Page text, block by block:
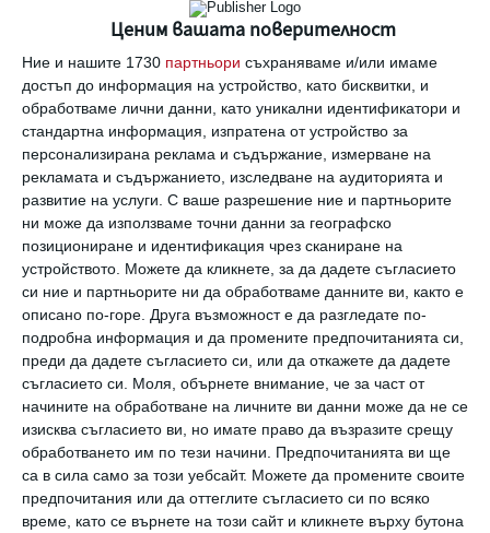
Ценим вашата поверителност
Ние и нашите 1730 партньори съхраняваме и/или имаме
достъп до информация на устройство, като бисквитки, и
обработваме лични данни, като уникални идентификатори и
стандартна информация, изпратена от устройство за
персонализирана реклама и съдържание, измерване на
рекламата и съдържанието, изследване на аудиторията и
развитие на услуги. С ваше разрешение ние и партньорите
ни може да използваме точни данни за географско
позициониране и идентификация чрез сканиране на
устройството. Можете да кликнете, за да дадете съгласието
си ние и партньорите ни да обработваме данните ви, както е
описано по-горе. Друга възможност е да разгледате по-
подробна информация и да промените предпочитанията си,
преди да дадете съгласието си, или да откажете да дадете
съгласието си.
Моля, обърнете внимание, че за част от
начините на обработване на личните ви данни може да не се
изисква съгласието ви, но имате право да възразите срещу
обработването им по тези начини. Предпочитанията ви ще
са в сила само за този уебсайт. Можете да промените своите
предпочитания или да оттеглите съгласието си по всяко
време, като се върнете на този сайт и кликнете върху бутона
, като увеличава производството
на антитела и активира защитните клетки
на организма - онези, които се борят с
раковите клетки.
Повтарящият се смях действа натялото
като умерено физическо упражнение,
заключават Бърк и Тан, които наричат
лекарствената форма на смеха Laughercise©.
Лекарството подобрява настроението,
намалява хормоните на стреса, снижава
кръвното налягане и лошия холестерол и
увеличава добрия (HDL).
Медиците са стигнали до изводите си след
експеримент, в който участниците